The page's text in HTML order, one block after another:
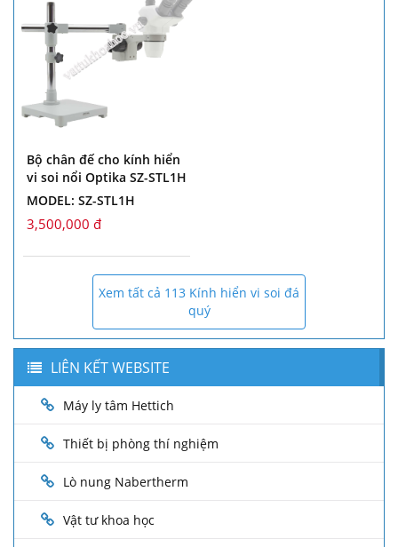
Bộ chân đế cho kính hiển
vi soi nổi Optika SZ-STL1H
MODEL: SZ-STL1H
3,500,000 đ
Xem tất cả 113 Kính hiển vi soi đá
quý
LIÊN KẾT WEBSITE
Máy ly tâm Hettich
Thiết bị phòng thí nghiệm
Lò nung Nabertherm
Vật tư khoa học